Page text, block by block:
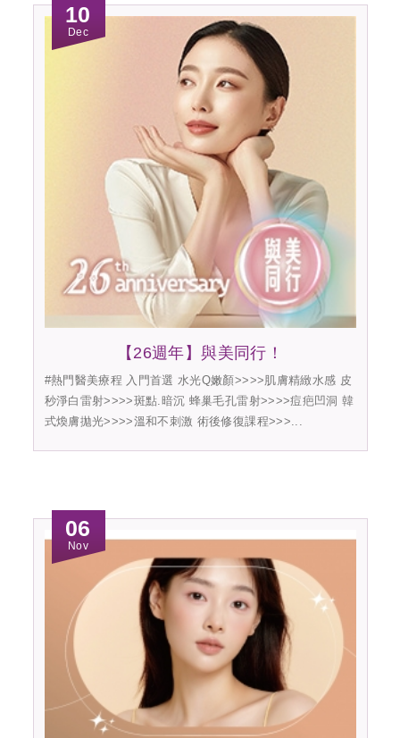
10
Dec
【26週年】與美同行！
#熱門醫美療程 入門首選 水光Q嫩顏>>>>肌膚精緻水感 皮
秒淨白雷射>>>>斑點.暗沉 蜂巢毛孔雷射>>>>痘疤凹洞 韓
式煥膚拋光>>>>溫和不刺激 術後修復課程>>>...
06
Nov